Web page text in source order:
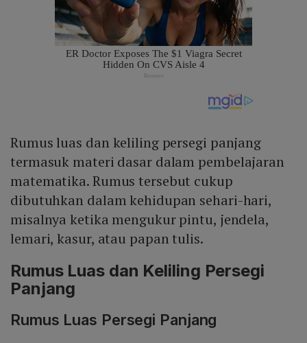
Rumus luas dan keliling persegi panjang
termasuk materi dasar dalam pembelajaran
matematika. Rumus tersebut cukup
dibutuhkan dalam kehidupan sehari-hari,
misalnya ketika mengukur pintu, jendela,
lemari, kasur, atau papan tulis.
Rumus Luas dan Keliling Persegi
Panjang
Rumus Luas Persegi Panjang